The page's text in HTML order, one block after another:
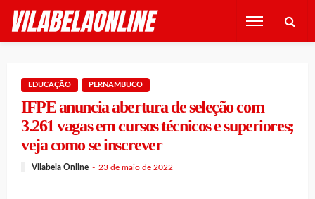
EDUCAÇÃO PERNAMBUCO
IFPE anuncia abertura de seleção com
3.261 vagas em cursos técnicos e superiores;
veja como se inscrever
Vilabela Online 23 de maio de 2022